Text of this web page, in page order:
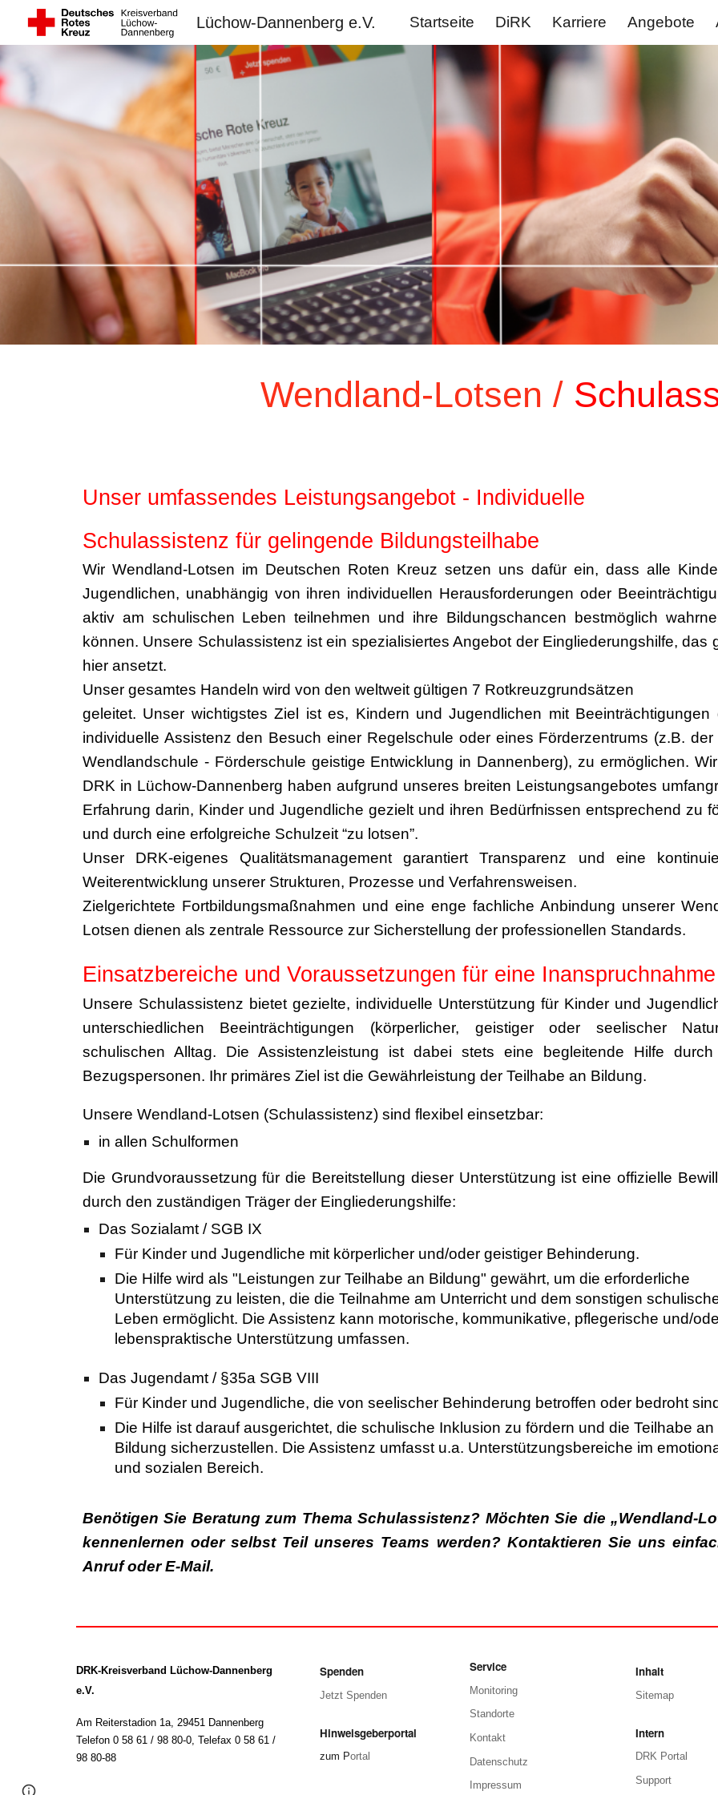
Skip to main content Skip to
Lüchow-Dannenberg e.V. Startseite DiRK Karriere Angebote
Wendland-Lotsen /
Unser umfassendes Leistungsangebot - Individuelle
Schulassistenz für gelingende Bildungsteilhabe
Wir Wendland-Lotsen im Deutschen Roten Kreuz setzen uns dafür ein, dass alle
Jugendlichen, unabhängig von ihren individuellen Herausforderungen oder
aktiv am schulischen Leben teilnehmen und ihre Bildungschancen bestmöglich
können. Unsere Schulassistenz ist ein spezialisiertes Angebot der Eingliederungshilfe, das
hier ansetzt.
Unser gesamtes Handeln wird von den weltweit gültigen 7 Rotkreuzgrundsätzen
geleitet. Unser wichtigstes Ziel ist es, Kindern und Jugendlichen mit Beeinträchtigungen
individuelle Assistenz den Besuch einer Regelschule oder eines Förderzentrums (z.B. der
Wendlandschule - Förderschule geistige Entwicklung in Dannenberg), zu ermöglichen.
DRK in Lüchow-Dannenberg haben aufgrund unseres breiten Leistungsangebotes
Erfahrung darin, Kinder und Jugendliche gezielt und ihren Bedürfnissen entsprechend zu
und durch eine erfolgreiche Schulzeit “zu lotsen”.
Unser DRK-eigenes Qualitätsmanagement garantiert Transparenz und eine
Weiterentwicklung unserer Strukturen, Prozesse und Verfahrensweisen.
Zielgerichtete Fortbildungsmaßnahmen und eine enge fachliche Anbindung unserer
Lotsen dienen als zentrale Ressource zur Sicherstellung der professionellen Standards.
Einsatzbereiche und Voraussetzungen für eine Inanspruchnahme
Unsere Schulassistenz bietet gezielte, individuelle Unterstützung für Kinder und
unterschiedlichen Beeinträchtigungen (körperlicher, geistiger oder seelischer
schulischen Alltag. Die Assistenzleistung ist dabei stets eine begleitende Hilfe durch
Bezugspersonen. Ihr primäres Ziel ist die Gewährleistung der Teilhabe an Bildung.
Unsere Wendland-Lotsen (Schulassistenz) sind flexibel einsetzbar:
in allen Schulformen
Die Grundvoraussetzung für die Bereitstellung dieser Unterstützung ist eine offizielle
durch den zuständigen Träger der Eingliederungshilfe:
Das Sozialamt / SGB IX
Für Kinder und Jugendliche mit körperlicher und/oder geistiger Behinderung.
Die Hilfe wird als "Leistungen zur Teilhabe an Bildung" gewährt, um die erforderliche
Unterstützung zu leisten, die die Teilnahme am Unterricht und dem sonstigen
Leben ermöglicht. Die Assistenz kann motorische, kommunikative, pflegerische und/
lebenspraktische Unterstützung umfassen.
Das Jugendamt / §35a SGB VIII
Für Kinder und Jugendliche, die von seelischer Behinderung betroffen oder bedroht
Die Hilfe ist darauf ausgerichtet, die schulische Inklusion zu fördern und die Teilhabe an
Bildung sicherzustellen. Die Assistenz umfasst u.a. Unterstützungsbereiche im
und sozialen Bereich.
Benötigen Sie Beratung zum Thema Schulassistenz? Möchten Sie die „Wendland-
kennenlernen oder selbst Teil unseres Teams werden? Kontaktieren Sie uns
Anruf oder E-Mail.
DRK-Kreisverband Lüchow-Dannenberg
e.V.
Am Reiterstadion 1a, 29451 Dannenberg
Telefon 0 58 61 / 98 80-0,Telefax 0 58 61 /
98 80-88
Spenden
Jetzt Spenden
Hinweisgeberportal
zum Portal
Service
Monitoring
Standorte
Kontakt
Datenschutz
Impressum
Inhalt
Sitemap
Intern
DRK Portal
Support